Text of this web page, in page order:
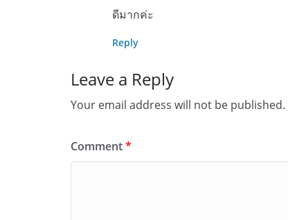
ดีมากค่ะ
Reply
Leave a Reply
Your email address will not be published.
Comment*